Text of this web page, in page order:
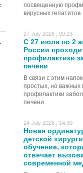
посвященную
вирусных гепатитов.
27 July 2026 , 09:23
С 27 июля по 2
России
профилактики
печени
В связи с этим
простых, но важных
профилактики
печени
24 July 2026 , 14:30
Новая
детской
обучение,
отвечает
современной